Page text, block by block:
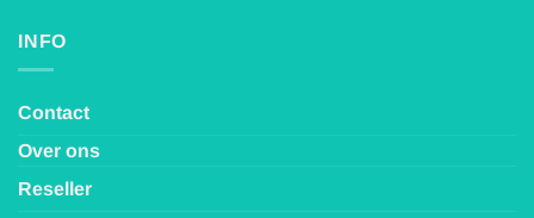
INFO
Contact
Over ons
Reseller